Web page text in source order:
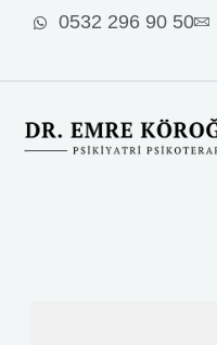
İçeriğe 0532 296 90 50